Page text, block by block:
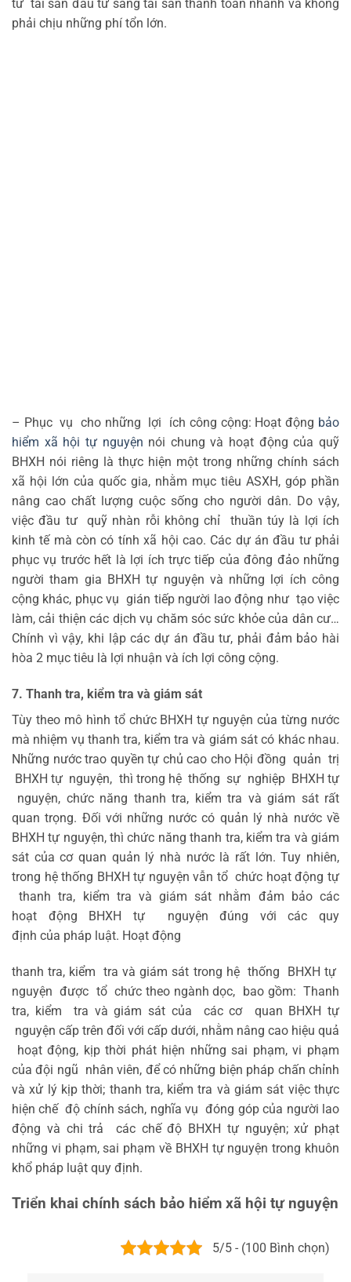
từ tài sản đầu tư sang tài sản thanh toán nhanh và không
phải chịu những phí tổn lớn.
– Phục vụ cho những lợi ích công cộng: Hoạt động bảo
hiểm xã hội tự nguyện nói chung và hoạt động của quỹ
BHXH nói riêng là thực hiện một trong những chính sách
xã hội lớn của quốc gia, nhằm mục tiêu ASXH, góp phần
nâng cao chất lượng cuộc sống cho người dân. Do vậy,
việc đầu tư quỹ nhàn rỗi không chỉ thuần túy là lợi ích
kinh tế mà còn có tính xã hội cao. Các dự án đầu tư phải
phục vụ trước hết là lợi ích trực tiếp của đông đảo những
người tham gia BHXH tự nguyện và những lợi ích công
cộng khác, phục vụ gián tiếp người lao động như tạo việc
làm, cải thiện các dịch vụ chăm sóc sức khỏe của dân cư…
Chính vì vậy, khi lập các dự án đầu tư, phải đảm bảo hài
hòa 2 mục tiêu là lợi nhuận và ích lợi công cộng.
7. Thanh tra, kiểm tra và giám sát
Tùy theo mô hình tổ chức BHXH tự nguyện của từng nước
mà nhiệm vụ thanh tra, kiểm tra và giám sát có khác nhau.
Những nước trao quyền tự chủ cao cho Hội đồng quản trị
BHXH tự nguyện, thì trong hệ thống sự nghiệp BHXH tự
nguyện, chức năng thanh tra, kiểm tra và giám sát rất
quan trọng. Đối với những nước có quản lý nhà nước về
BHXH tự nguyện, thì chức năng thanh tra, kiểm tra và giám
sát của cơ quan quản lý nhà nước là rất lớn. Tuy nhiên,
trong hệ thống BHXH tự nguyện vẫn tổ chức hoạt động tự
thanh tra, kiểm tra và giám sát nhằm đảm bảo các
hoạt động BHXH tự nguyện đúng với các quy
định của pháp luật. Hoạt động
thanh tra, kiểm tra và giám sát trong hệ thống BHXH tự
nguyện được tổ chức theo ngành dọc, bao gồm: Thanh
tra, kiểm tra và giám sát của các cơ quan BHXH tự
nguyện cấp trên đối với cấp dưới, nhằm nâng cao hiệu quả
hoạt động, kịp thời phát hiện những sai phạm, vi phạm
của đội ngũ nhân viên, để có những biện pháp chấn chỉnh
và xử lý kịp thời; thanh tra, kiểm tra và giám sát việc thực
hiện chế độ chính sách, nghĩa vụ đóng góp của người lao
động và chi trả các chế độ BHXH tự nguyện; xử phạt
những vi phạm, sai phạm về BHXH tự nguyện trong khuôn
khổ pháp luật quy định.
Triển khai chính sách bảo hiểm xã hội tự nguyện
5/5 - (100 Bình chọn)